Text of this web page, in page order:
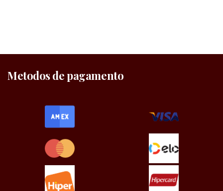
Metodos de pagamento